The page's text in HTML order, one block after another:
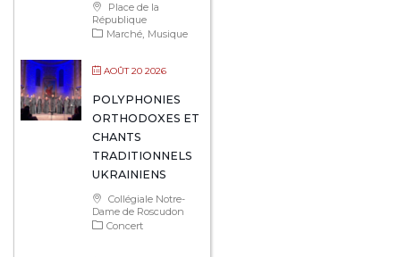
Place de la
République
Marché Musique
AOÛT 20 2026
POLYPHONIES
ORTHODOXES ET
CHANTS
TRADITIONNELS
UKRAINIENS
Collégiale Notre-
Dame de Roscudon
Concert